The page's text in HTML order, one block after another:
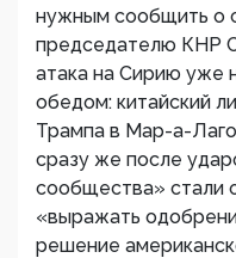
нужным сообщить о
председателю КНР
атака на Сирию уже
обедом: китайский
Трампа в Мар-а-
сразу же после
сообщества» стали
«выражать
решение